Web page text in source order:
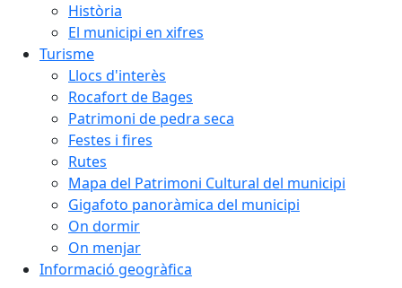
Història
El municipi en xifres
Turisme
Llocs d'interès
Rocafort de Bages
Patrimoni de pedra seca
Festes i fires
Rutes
Mapa del Patrimoni Cultural del municipi
Gigafoto panoràmica del municipi
On dormir
On menjar
Informació geogràfica